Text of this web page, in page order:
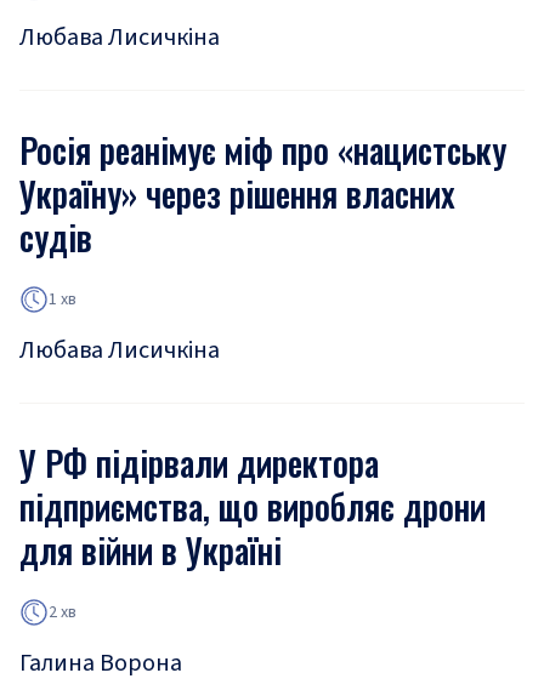
Любава Лисичкіна
Росія реанімує міф про «нацистську
Україну» через рішення власних
судів
1 хв
Любава Лисичкіна
У РФ підірвали директора
підприємства, що виробляє дрони
для війни в Україні
2 хв
Галина Ворона